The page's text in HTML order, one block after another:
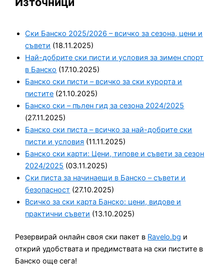
Ски Банско 2025/2026 – всичко за сезона, цени и
съвети (18.11.2025)
Най-добрите ски писти и условия за зимен спорт
в Банско (17.10.2025)
Банско ски писти – всичко за ски курорта и
пистите (21.10.2025)
Банско ски – пълен гид за сезона 2024/2025
(27.11.2025)
Банско ски писта – всичко за най-добрите ски
писти и условия (11.11.2025)
Банско ски карти: Цени, типове и съвети за сезон
2024/2025 (03.11.2025)
Ски писта за начинаещи в Банско – съвети и
безопасност (27.10.2025)
Всичко за ски карта Банско: цени, видове и
практични съвети (13.10.2025)
Резервирай онлайн своя ски пакет в Ravelo.bg и
открий удобствата и предимствата на ски пистите в
Банско още сега!